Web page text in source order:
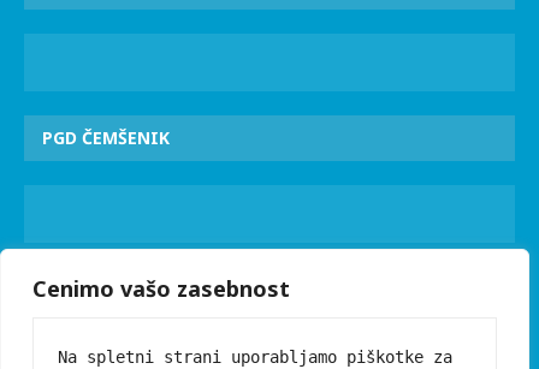
Cenimo vašo zasebnost
Na spletni strani uporabljamo piškotke za
PGD ČEMŠENIK
PROSVETNO DRUŠTVO